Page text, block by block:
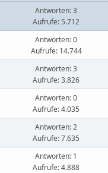
Antworten: 3
Aufrufe: 5.712
Antworten: 0
Aufrufe: 14.744
Antworten: 3
Aufrufe: 3.826
Antworten: 0
Aufrufe: 4.035
Antworten: 2
Aufrufe: 7.635
Antworten: 1
Aufrufe: 4.888